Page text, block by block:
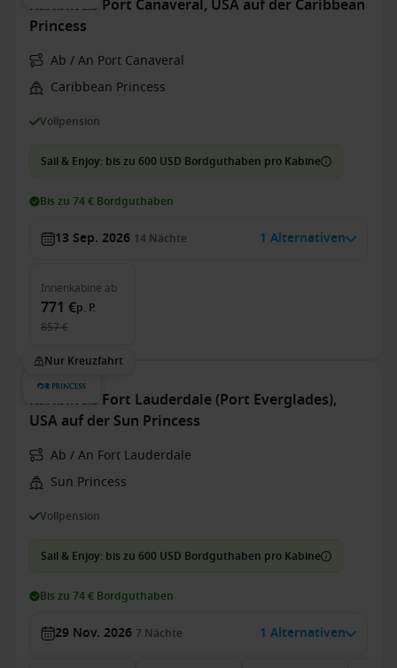
Karibik ab Port Canaveral, USA auf der Caribbean
Princess
Ab / An Port Canaveral
Caribbean Princess
Vollpension
Sail & Enjoy: bis zu 600 USD Bordguthaben pro Kabine
Bis zu 74 € Bordguthaben
13 Sep. 2026 14 Nächte 1 Alternativen
Innenkabine ab
771 €p. P.
857 €
Nur Kreuzfahrt
Karibik ab Fort Lauderdale (Port Everglades),
USA auf der Sun Princess
Ab / An Fort Lauderdale
Sun Princess
Vollpension
Sail & Enjoy: bis zu 600 USD Bordguthaben pro Kabine
Bis zu 74 € Bordguthaben
29 Nov. 2026 7 Nächte 1 Alternativen